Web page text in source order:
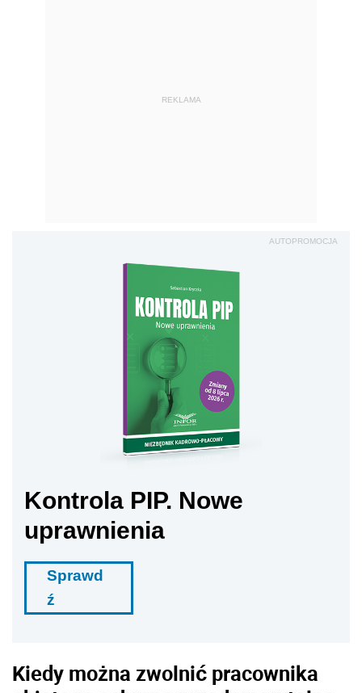
REKLAMA
AUTOPROMOCJA
Kontrola PIP. Nowe
uprawnienia
Sprawd
ź
Kiedy można zwolnić pracownika